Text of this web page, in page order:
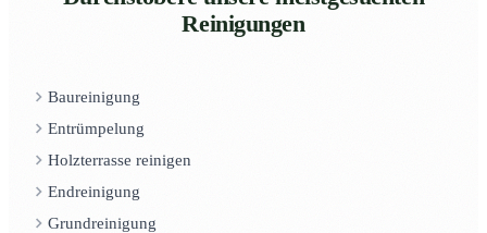
Reinigungen
Baureinigung
Entrümpelung
Holzterrasse reinigen
Endreinigung
Grundreinigung